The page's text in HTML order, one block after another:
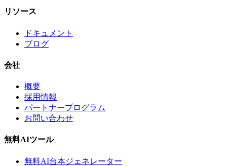
リソース
ドキュメント
ブログ
会社
概要
採用情報
パートナープログラム
お問い合わせ
無料AIツール
無料AI台本ジェネレーター